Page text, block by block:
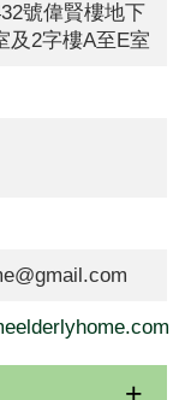
號偉賢樓地下
及2字樓A至E室